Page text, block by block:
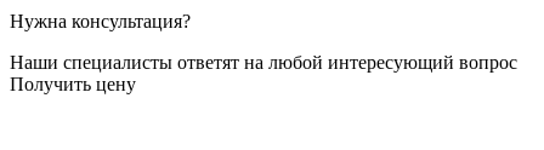
Нужна консультация?
Наши специалисты ответят на любой интересующий вопрос
Получить цену